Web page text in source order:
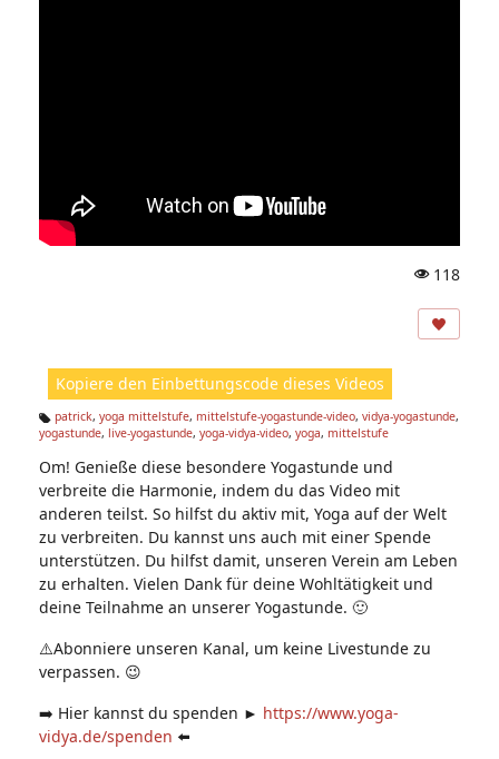
ic
n:
118
Kopiere den Einbettungscode dieses Videos
Ta
s:
patrick, yoga mittelstufe, mittelstufe-yogastunde-video, vidya-yogastunde,
yogastunde, live-yogastunde, yoga-vidya-video, yoga, mittelstufe
Om! Genieße diese besondere Yogastunde und
verbreite die Harmonie, indem du das Video mit
anderen teilst. So hilfst du aktiv mit, Yoga auf der Welt
zu verbreiten. Du kannst uns auch mit einer Spende
unterstützen. Du hilfst damit, unseren Verein am Leben
zu erhalten. Vielen Dank für deine Wohltätigkeit und
deine Teilnahme an unserer Yogastunde. 🙂
⚠️Abonniere unseren Kanal, um keine Livestunde zu
verpassen. 😉
➡️ Hier kannst du spenden ► https://www.yoga-
vidya.de/spenden ⬅️